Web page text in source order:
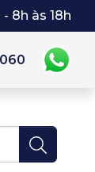
8h às 18h